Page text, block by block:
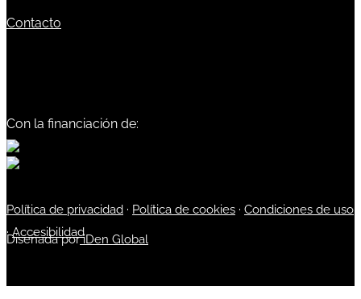
Contacto
Con la financiación de:
Política de privacidad · Política de cookies · Condiciones de uso
·Accesibilidad
Diseñada poriDen Global